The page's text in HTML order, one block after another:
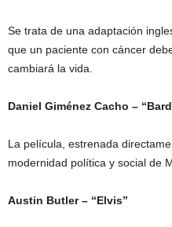
Se trata de una adaptación
que un paciente con cáncer
cambiará la vida.
Daniel Giménez Cacho –
La película, estrenada
modernidad política y social de
Austin Butler – “Elvis”